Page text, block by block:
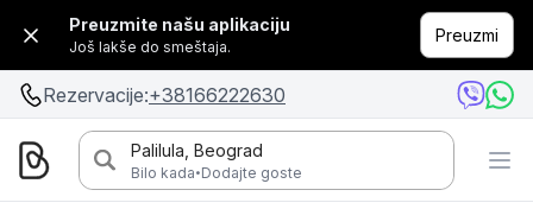
Preuzmite našu aplikaciju
Još lakše do smeštaja.
Preuzmi
Rezervacije:+38166222630
Palilula, Beograd
Bilo kada·Dodajte goste